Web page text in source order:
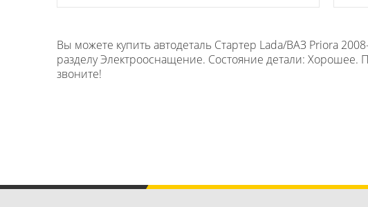
Вы можете купить автодеталь Стартер Lada/ВАЗ Priora
разделу Электрооснащение. Состояние детали: Хорошее.
звоните!